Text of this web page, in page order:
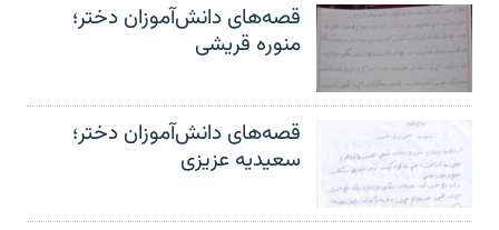
قصه‌های دانش‌آموزان دختر؛
منوره قریشی
قصه‌های دانش‌آموزان دختر؛
سعیدیه عزیزی